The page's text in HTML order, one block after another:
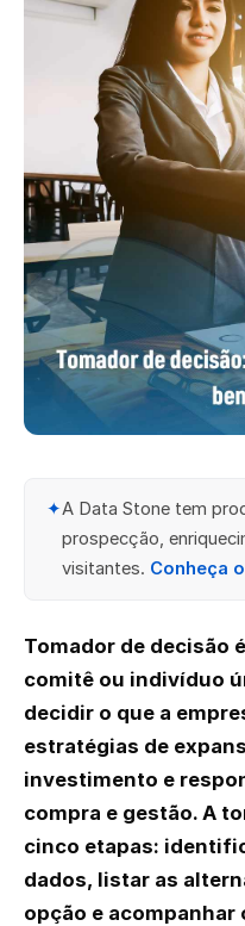
✦A Data Stone tem
prospecção,
visitantes. Conheça
Tomador de decisão
comitê ou indivíduo
decidir o que a
estratégias de
investimento e
compra e gestão. A
cinco etapas:
dados, listar as
opção e acompanhar